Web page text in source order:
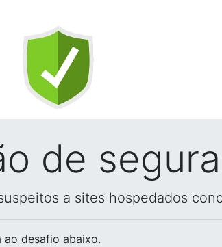
de
a sites hospedados
ao desafio abaixo.